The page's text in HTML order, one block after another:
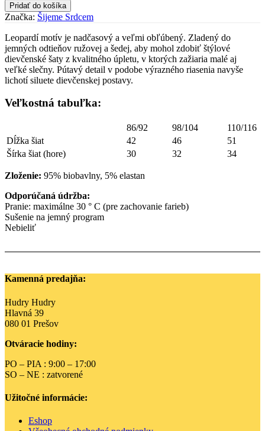
Pridať do košíka
Značka: Šijeme Srdcem
Leopardí motív je nadčasový a veľmi obľúbený. Zladený do
jemných odtieňov ružovej a šedej, aby mohol zdobiť štýlové
dievčenské šaty z kvalitného úpletu, v ktorých zažiaria malé aj
veľké slečny. Pútavý detail v podobe výrazného riasenia navyše
lichotí siluete dievčenskej postavy.
Veľkostná tabuľka:
86/92 98/104
110/116
Dĺžka šiat
42 46
51
Šírka šiat (hore)
30 32 34
Zloženie: 95% biobavlny, 5% elastan
Odporúčaná údržba:
Pranie: maximálne 30 ° C (pre zachovanie farieb)
Sušenie na jemný program
Nebieliť
Kamenná predajňa:
Hudry Hudry
Hlavná 39
080 01 Prešov
Otváracie hodiny:
PO – PIA : 9:00 – 17:00
SO – NE : zatvorené
Užitočné informácie:
Eshop